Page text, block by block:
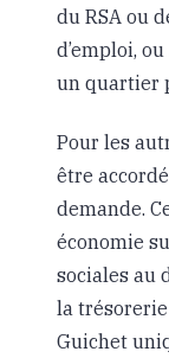
du RSA ou
d’emploi,
un quartier
Pour les
être
demande.
économie
sociales au
la trésorerie
Guichet